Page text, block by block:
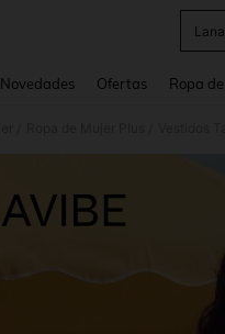
Novedades Ofertas Ropa